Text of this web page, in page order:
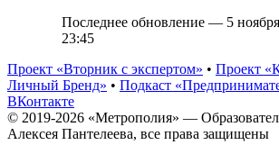
Последнее обновление — 5
23:45
Проект «Вторник с экспертом» • Проект
Личный Бренд» • Подкаст
ВКонтакте
© 2019-2026 «Метрополия» —
Алексея Пантелеева, все права защищены